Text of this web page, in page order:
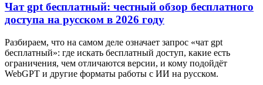
Чат gpt бесплатный: честный обзор бесплатного
доступа на русском в 2026 году
Разбираем, что на самом деле означает запрос «чат gpt
бесплатный»: где искать бесплатный доступ, какие есть
ограничения, чем отличаются версии, и кому подойдёт
WebGPT и другие форматы работы с ИИ на русском.